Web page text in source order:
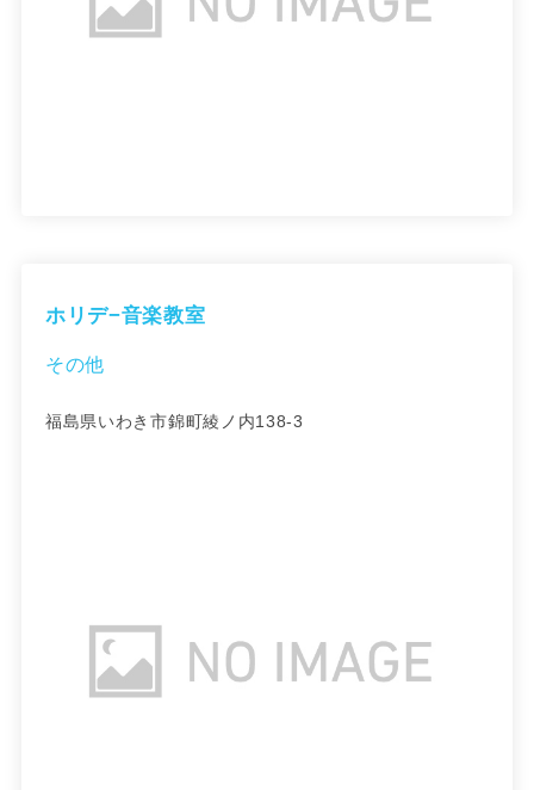
ホリデ−音楽教室
その他
福島県いわき市錦町綾ノ内138-3